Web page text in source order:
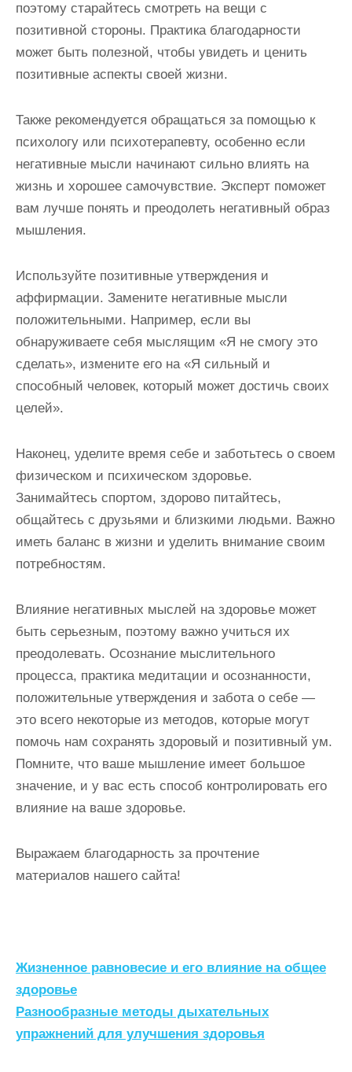
поэтому старайтесь смотреть на вещи с
позитивной стороны. Практика благодарности
может быть полезной, чтобы увидеть и ценить
позитивные аспекты своей жизни.
Также рекомендуется обращаться за помощью к
психологу или психотерапевту, особенно если
негативные мысли начинают сильно влиять на
жизнь и хорошее самочувствие. Эксперт поможет
вам лучше понять и преодолеть негативный образ
мышления.
Используйте позитивные утверждения и
аффирмации. Замените негативные мысли
положительными. Например, если вы
обнаруживаете себя мыслящим «Я не смогу это
сделать», измените его на «Я сильный и
способный человек, который может достичь своих
целей».
Наконец, уделите время себе и заботьтесь о своем
физическом и психическом здоровье.
Занимайтесь спортом, здорово питайтесь,
общайтесь с друзьями и близкими людьми. Важно
иметь баланс в жизни и уделить внимание своим
потребностям.
Влияние негативных мыслей на здоровье может
быть серьезным, поэтому важно учиться их
преодолевать. Осознание мыслительного
процесса, практика медитации и осознанности,
положительные утверждения и забота о себе —
это всего некоторые из методов, которые могут
помочь нам сохранять здоровый и позитивный ум.
Помните, что ваше мышление имеет большое
значение, и у вас есть способ контролировать его
влияние на ваше здоровье.
Выражаем благодарность за прочтение
материалов нашего сайта!
Н
а
в
и
Жизненное равновесие и его влияние на общее
здоровье
Разнообразные методы дыхательных
упражнений для улучшения здоровья